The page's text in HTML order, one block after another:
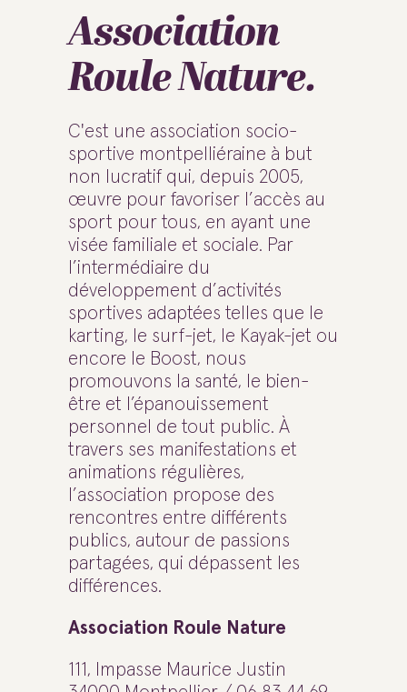
Association
Roule Nature.
C'est une association socio-
sportive montpelliéraine à but
non lucratif qui, depuis 2005,
œuvre pour favoriser l’accès au
sport pour tous, en ayant une
visée familiale et sociale. Par
l’intermédiaire du
développement d’activités
sportives adaptées telles que le
karting, le surf-jet, le Kayak-jet ou
encore le Boost, nous
promouvons la santé, le bien-
être et l’épanouissement
personnel de tout public. À
travers ses manifestations et
animations régulières,
l’association propose des
rencontres entre différents
publics, autour de passions
partagées, qui dépassent les
différences.
Association Roule Nature
111, Impasse Maurice Justin